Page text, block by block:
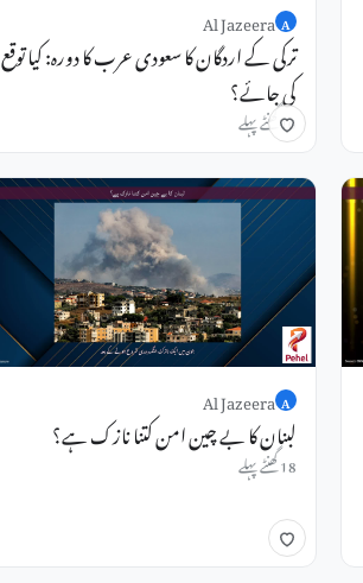
A
Al Jazeera
ترکی کے اردگان کا سعودی عرب کا دورہ: کیا توقع
کی جائے؟
10 گھنٹے پہلے
A
Al Jazeera
لبنان کا بے چین امن کتنا نازک ہے؟
18 گھنٹے پہلے